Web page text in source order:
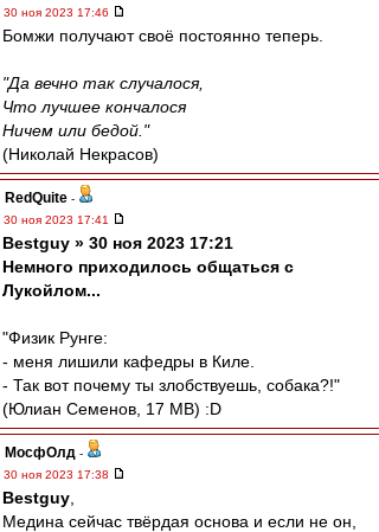
30 ноя 2023 17:46
Бомжи получают своё постоянно теперь.
"Да вечно так случалося,
Что лучшее кончалося
Ничем или бедой."
(Николай Некрасов)
RedQuite -
30 ноя 2023 17:41
Bestguy » 30 ноя 2023 17:21
Немного приходилось общаться с
Лукойлом...
"Физик Рунге:
- меня лишили кафедры в Киле.
- Так вот почему ты злобствуешь, собака?!"
(Юлиан Семенов, 17 МВ) :D
МосфОлд -
30 ноя 2023 17:38
Bestguy
Медина сейчас твёрдая основа и если не он,